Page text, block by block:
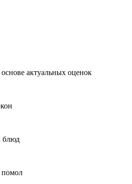
актуальных оценок
блюд
помол